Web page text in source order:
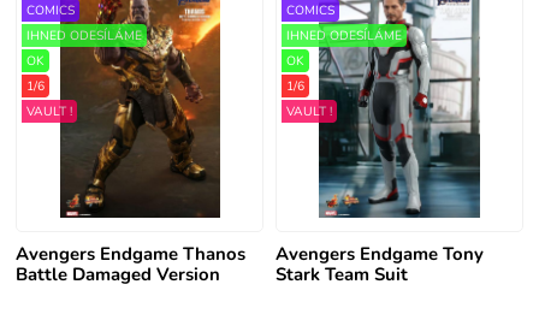
Avengers Endgame Thanos
Battle Damaged Version
COMICS
IHNED ODESÍLÁME
OK
1/6
VAULT !
Avengers Endgame Tony
Stark Team Suit
COMICS
IHNED ODESÍLÁME
OK
1/6
VAULT !